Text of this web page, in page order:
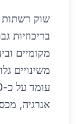
שוק רשתות
בריכוזיות
מקומיים
משינויים
אנרגיה,